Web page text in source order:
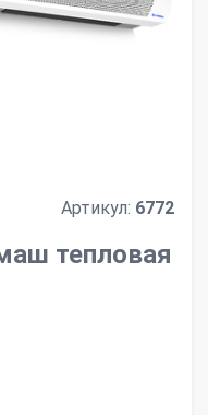
Артикул: 6772
тепловая